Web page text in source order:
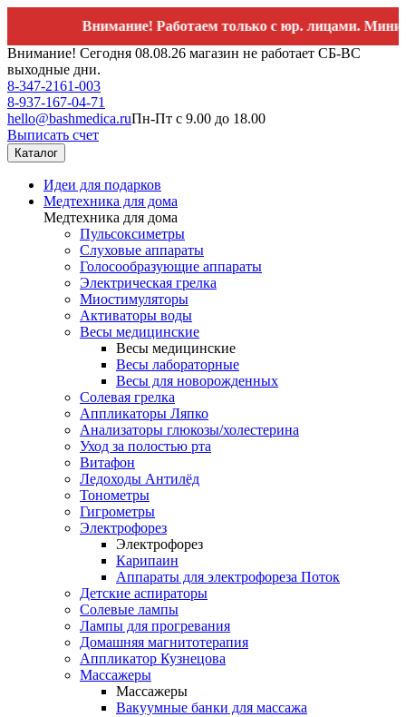
Внимание! Работаем только с юр. лицами.
Внимание! Сегодня 08.08.26 магазин не работает СБ-ВС
выходные дни.
8-347-2161-003
8-937-167-04-71
hello@bashmedica.ruПн-Пт с 9.00 до 18.00
Выписать счет
Каталог
Идеи для подарков
Медтехника для дома
Медтехника для дома
Пульсоксиметры
Слуховые аппараты
Голосообразующие аппараты
Электрическая грелка
Миостимуляторы
Активаторы воды
Весы медицинские
Весы медицинские
Весы лабораторные
Весы для новорожденных
Солевая грелка
Аппликаторы Ляпко
Анализаторы глюкозы/холестерина
Уход за полостью рта
Витафон
Ледоходы Антилёд
Тонометры
Гигрометры
Электрофорез
Электрофорез
Карипаин
Аппараты для электрофореза Поток
Детские аспираторы
Солевые лампы
Лампы для прогревания
Домашняя магнитотерапия
Аппликатор Кузнецова
Массажеры
Массажеры
Вакуумные банки для массажа